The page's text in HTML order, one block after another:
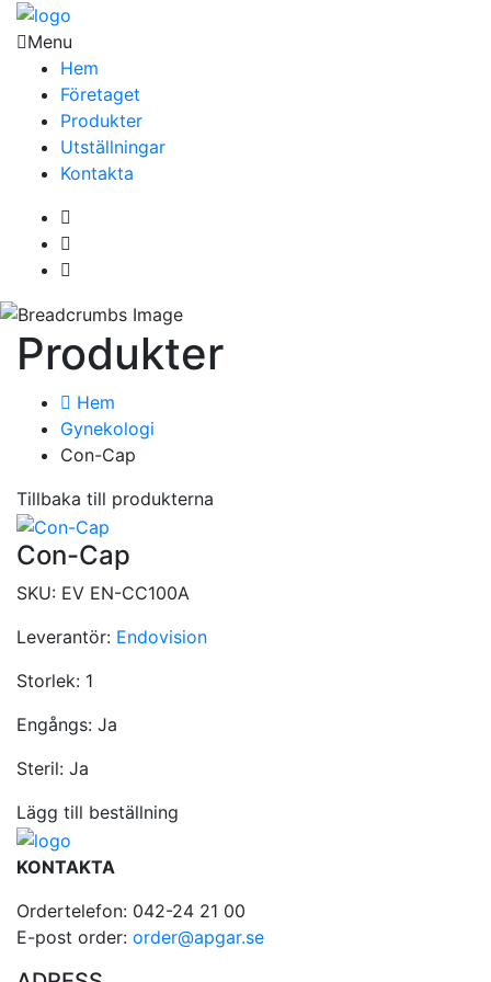
Menu
Hem
Företaget
Produkter
Utställningar
Kontakta
Produkter
Hem
Gynekologi
Con-Cap
Tillbaka till produkterna
Con-Cap
SKU: EV EN-CC100A
Leverantör: Endovision
Storlek: 1
Engångs: Ja
Steril: Ja
Lägg till beställning
KONTAKTA
Ordertelefon: 042-24 21 00
E-post order: order@apgar.se